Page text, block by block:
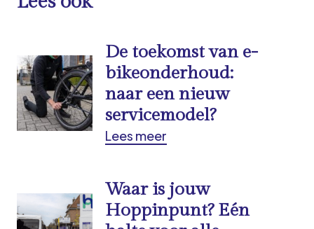
De toekomst van e-
bikeonderhoud:
naar een nieuw
servicemodel?
Lees meer
Waar is jouw
Hoppinpunt? Eén